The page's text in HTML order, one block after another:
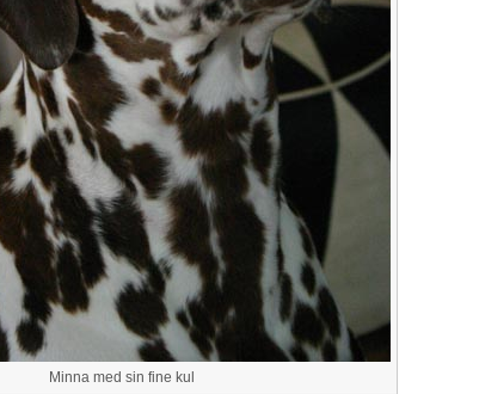
Minna med sin fine kul